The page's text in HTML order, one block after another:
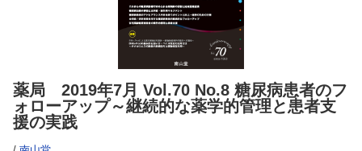
薬局 2019年7月 Vol.70 No.8 糖尿病患者のフ
ォローアップ～継続的な薬学的管理と患者支
援の実践